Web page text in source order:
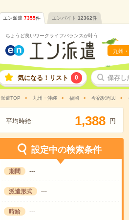
エン派遣 7355件 エンバイト 12362件
ちょうど良いワークライフバランスが叶う
九州
気になる！リスト 0 保存し
派遣TOP 九州・沖縄 福岡 今宿駅周辺
平均時給: 1,388 円
設定中の検索条件
期間 ---
派遣形式 ---
時給 ---